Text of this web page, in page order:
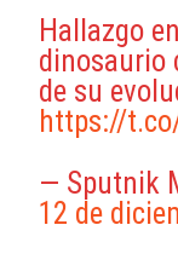
Hallazgo
dinosaurio
de su
https://
— Sputnik
12 de